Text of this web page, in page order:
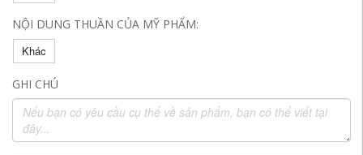
NỘI DUNG THUẦN CỦA MỸ PHẨM:
Khác
GHI CHÚ